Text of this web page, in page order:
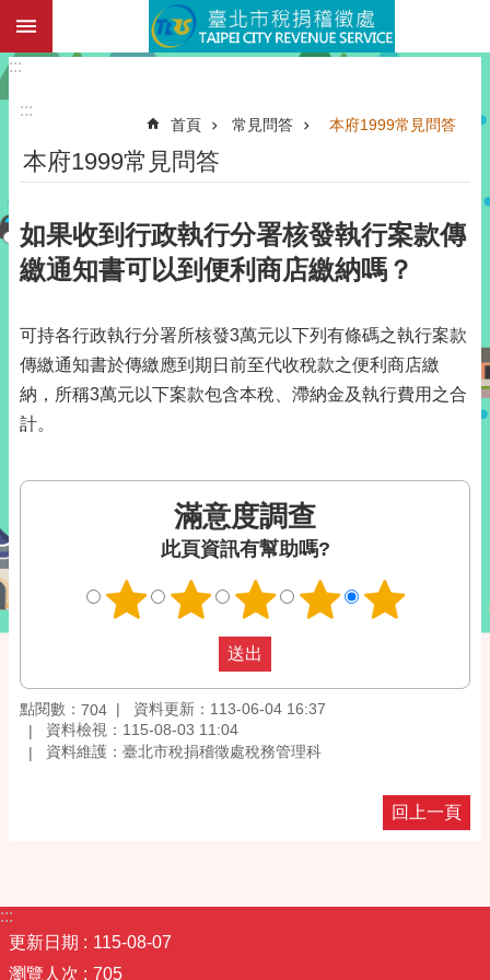
跳到主要內容區塊
:::
:::
首頁 常見問答 本府1999常見問答
本府1999常見問答
如果收到行政執行分署核發執行案款傳
繳通知書可以到便利商店繳納嗎？
可持各行政執行分署所核發3萬元以下列有條碼之執行案款
傳繳通知書於傳繳應到期日前至代收稅款之便利商店繳
納，所稱3萬元以下案款包含本稅、滯納金及執行費用之合
計。
滿意度調查
此頁資訊有幫助嗎?
點閱數： 704
資料更新：113-06-04 16:37
資料檢視：115-08-03 11:04
資料維護：臺北市稅捐稽徵處稅務管理科
回上一頁
:::
更新日期
115-08-07
瀏覽人次
705